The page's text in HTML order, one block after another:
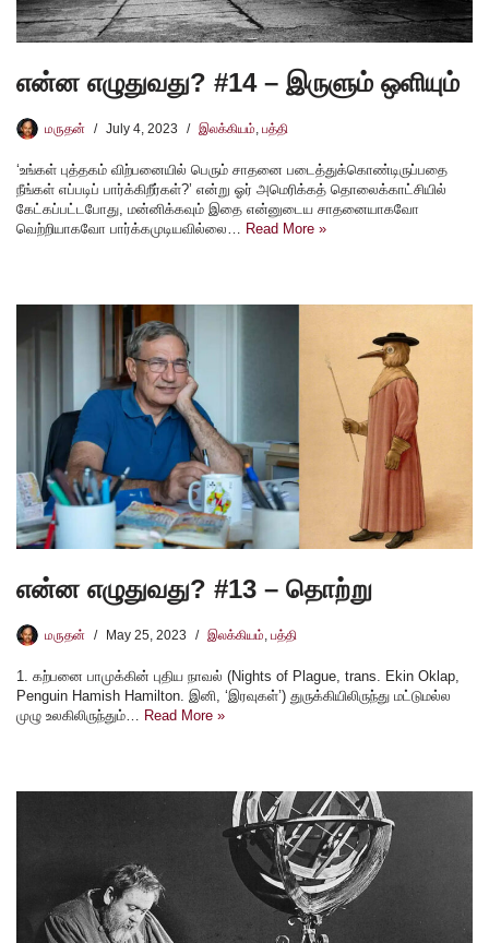
என்ன எழுதுவது? #14 – இருளும் ஒளியும்
மருதன் July 4, 2023 இலக்கியம் பத்தி
‘உங்கள் புத்தகம் விற்பனையில் பெரும் சாதனை படைத்துக்கொண்டிருப்பதை
நீங்கள் எப்படிப் பார்க்கிறீர்கள்?’ என்று ஓர் அமெரிக்கத் தொலைக்காட்சியில்
கேட்கப்பட்டபோது, மன்னிக்கவும் இதை என்னுடைய சாதனையாகவோ
வெற்றியாகவோ பார்க்கமுடியவில்லை…
Read More »
என்ன எழுதுவது? #13 – தொற்று
மருதன் May 25, 2023 இலக்கியம் பத்தி
1. கற்பனை பாமுக்கின் புதிய நாவல் (Nights of Plague, trans. Ekin Oklap,
Penguin Hamish Hamilton. இனி, ‘இரவுகள்’) துருக்கியிலிருந்து மட்டுமல்ல
முழு உலகிலிருந்தும்… Read More »